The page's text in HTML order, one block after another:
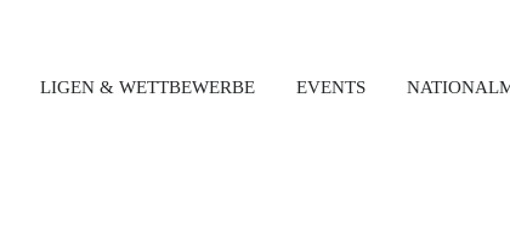
LIGEN & WETTBEWERBE EVENTS